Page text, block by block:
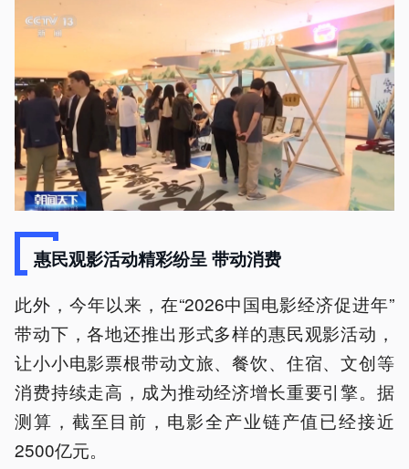
惠民观影活动精彩纷呈 带动消费
此外，今年以来，在“2026中国电影经济促进年”
带动下，各地还推出形式多样的惠民观影活动，
让小小电影票根带动文旅、餐饮、住宿、文创等
消费持续走高，成为推动经济增长重要引擎。据
测算，截至目前，电影全产业链产值已经接近
2500亿元。